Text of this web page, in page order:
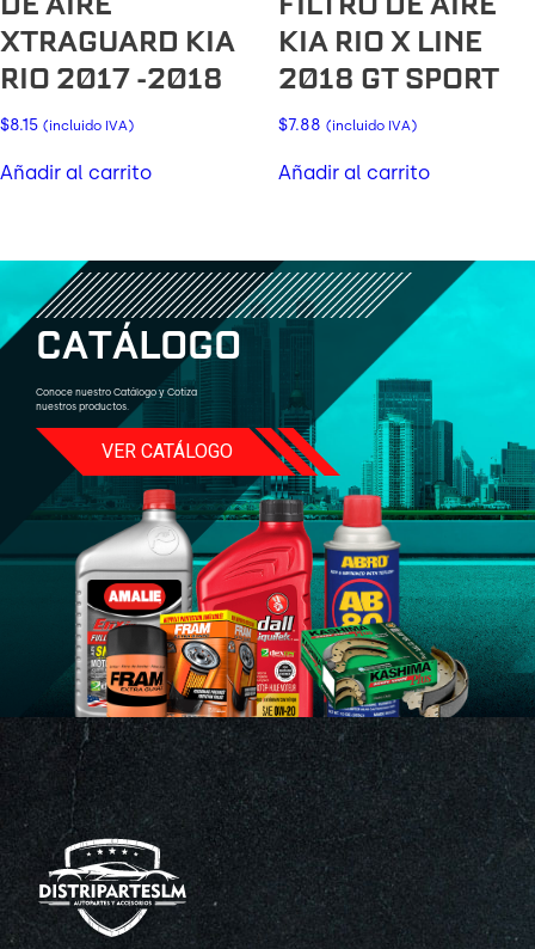
XTRAGUARD KIA
RIO 2017 -2018
$8.15 (incluido IVA)
Añadir al carrito
KIA RIO X LINE
2018 GT SPORT
$7.88 (incluido IVA)
Añadir al carrito
CATÁLOGO
Conoce nuestro Catálogo y Cotiza
nuestros productos.
VER CATÁLOGO